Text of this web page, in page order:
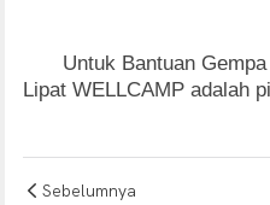
Untuk Bantuan
Lipat WELLCAMP adalah
Sebelumnya